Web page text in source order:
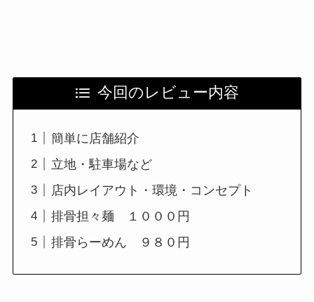
今回のレビュー内容
簡単に店舗紹介
立地・駐車場など
店内レイアウト・環境・コンセプト
排骨担々麺 １０００円
排骨らーめん ９８０円